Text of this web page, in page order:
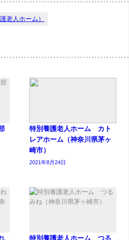
老人ホーム）
特別養護老人ホーム カト
レアホーム（神奈川県茅ヶ
崎市）
2021年8月24日
特別養護老人ホーム つる